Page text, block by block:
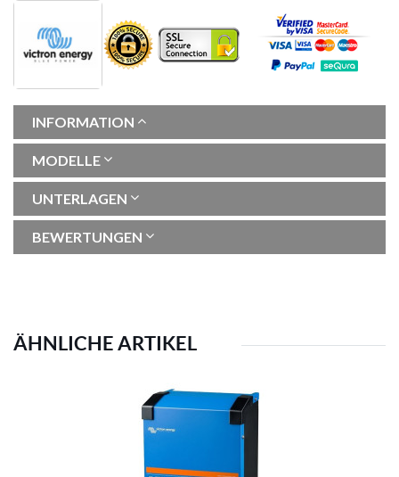
INFORMATION
MODELLE
UNTERLAGEN
BEWERTUNGEN
ÄHNLICHE ARTIKEL